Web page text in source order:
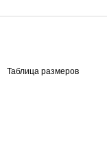
Таблица размеров